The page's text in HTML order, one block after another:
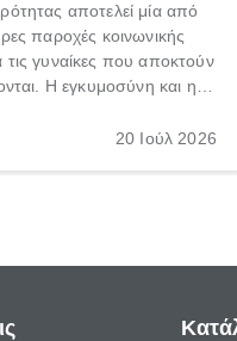
αποτελεί μία από
παροχές κοινωνικής
τις γυναίκες που αποκτούν
Η εγκυμοσύνη και η
στη ζωή κάθε20 Ιούλ 2026